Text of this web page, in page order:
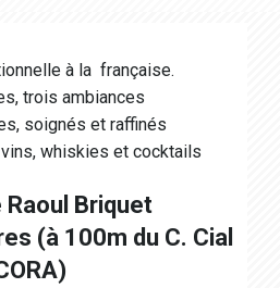
à la française.
trois ambiances
soignés et raffinés
whiskies et cocktails
Raoul Briquet
(à 100m du C. Cial